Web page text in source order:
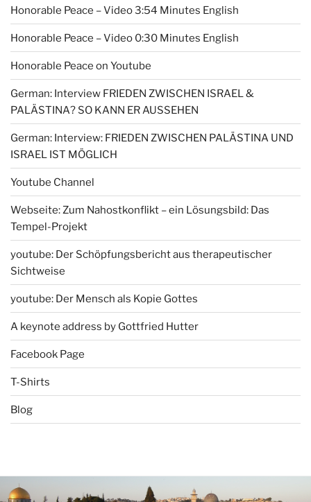
Honorable Peace – Video 3:54 Minutes English
Honorable Peace – Video 0:30 Minutes English
Honorable Peace on Youtube
German: Interview FRIEDEN ZWISCHEN ISRAEL &
PALÄSTINA? SO KANN ER AUSSEHEN
German: Interview: FRIEDEN ZWISCHEN PALÄSTINA UND
ISRAEL IST MÖGLICH
Youtube Channel
Webseite: Zum Nahostkonflikt – ein Lösungsbild: Das
Tempel-Projekt
youtube: Der Schöpfungsbericht aus therapeutischer
Sichtweise
youtube: Der Mensch als Kopie Gottes
A keynote address by Gottfried Hutter
Facebook Page
T-Shirts
Blog